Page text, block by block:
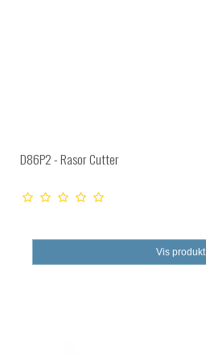
D86P2 - Rasor Cutter
Vis produkt